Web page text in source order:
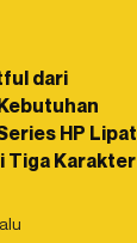
dari
HP Lipat
Tiga Karakter